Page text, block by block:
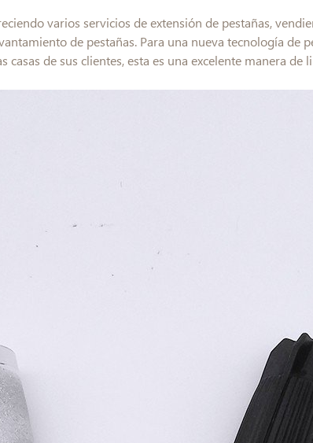
varios servicios de extensión de pestañas,
de pestañas. Para una nueva tecnología de
de sus clientes, esta es una excelente manera de